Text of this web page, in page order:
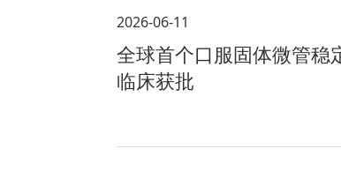
2026-06-11
全球首个口服固体微管稳
临床获批